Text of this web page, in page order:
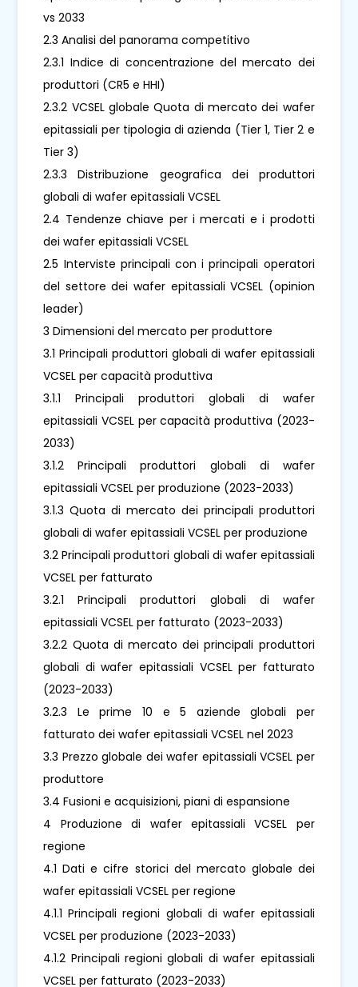
vs 2033
2.3 Analisi del panorama competitivo
2.3.1 Indice di concentrazione del mercato dei
produttori (CR5 e HHI)
2.3.2 VCSEL globale Quota di mercato dei wafer
epitassiali per tipologia di azienda (Tier 1, Tier 2 e
Tier 3)
2.3.3 Distribuzione geografica dei produttori
globali di wafer epitassiali VCSEL
2.4 Tendenze chiave per i mercati e i prodotti
dei wafer epitassiali VCSEL
2.5 Interviste principali con i principali operatori
del settore dei wafer epitassiali VCSEL (opinion
leader)
3 Dimensioni del mercato per produttore
3.1 Principali produttori globali di wafer epitassiali
VCSEL per capacità produttiva
3.1.1 Principali produttori globali di wafer
epitassiali VCSEL per capacità produttiva (2023-
2033)
3.1.2 Principali produttori globali di wafer
epitassiali VCSEL per produzione (2023-2033)
3.1.3 Quota di mercato dei principali produttori
globali di wafer epitassiali VCSEL per produzione
3.2 Principali produttori globali di wafer epitassiali
VCSEL per fatturato
3.2.1 Principali produttori globali di wafer
epitassiali VCSEL per fatturato (2023-2033)
3.2.2 Quota di mercato dei principali produttori
globali di wafer epitassiali VCSEL per fatturato
(2023-2033)
3.2.3 Le prime 10 e 5 aziende globali per
fatturato dei wafer epitassiali VCSEL nel 2023
3.3 Prezzo globale dei wafer epitassiali VCSEL per
produttore
3.4 Fusioni e acquisizioni, piani di espansione
4 Produzione di wafer epitassiali VCSEL per
regione
4.1 Dati e cifre storici del mercato globale dei
wafer epitassiali VCSEL per regione
4.1.1 Principali regioni globali di wafer epitassiali
VCSEL per produzione (2023-2033)
4.1.2 Principali regioni globali di wafer epitassiali
VCSEL per fatturato (2023-2033)